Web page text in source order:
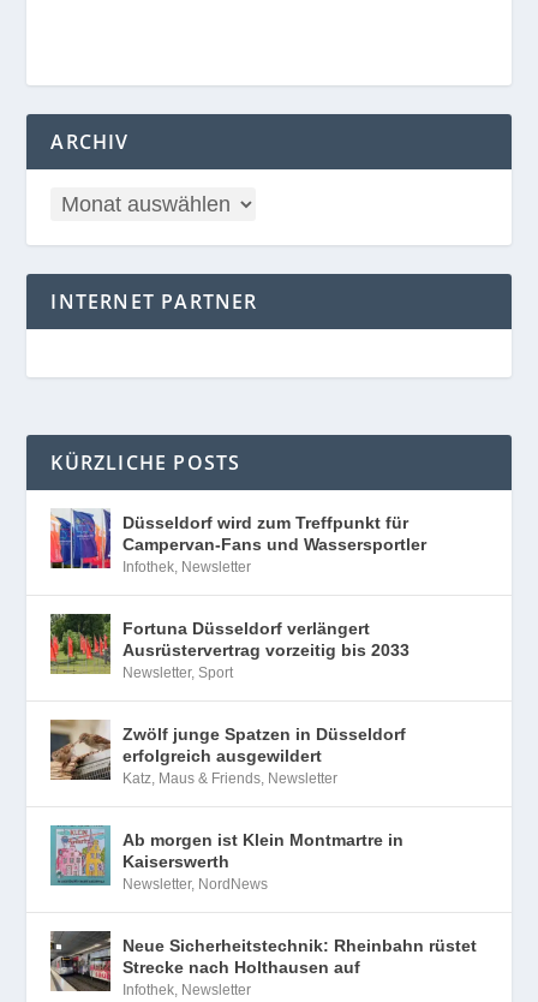
ARCHIV
INTERNET PARTNER
KÜRZLICHE POSTS
Düsseldorf wird zum Treffpunkt für
Campervan-Fans und Wassersportler
Infothek, Newsletter
Fortuna Düsseldorf verlängert
Ausrüstervertrag vorzeitig bis 2033
Newsletter,Sport
Zwölf junge Spatzen in Düsseldorf
erfolgreich ausgewildert
Katz, Maus & Friends, Newsletter
Ab morgen ist Klein Montmartre in
Kaiserswerth
Newsletter, NordNews
Neue Sicherheitstechnik: Rheinbahn rüstet
Strecke nach Holthausen auf
Infothek, Newsletter